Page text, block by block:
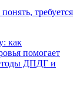
требуется